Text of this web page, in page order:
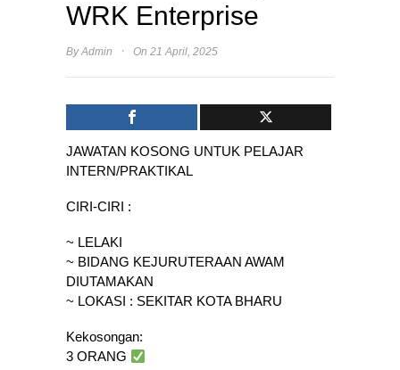
WRK Enterprise
ByAdmin · On 21 April, 2025
JAWATAN KOSONG UNTUK PELAJAR
INTERN/PRAKTIKAL
CIRI-CIRI :
~ LELAKI
~ BIDANG KEJURUTERAAN AWAM
DIUTAMAKAN
~ LOKASI : SEKITAR KOTA BHARU
Kekosongan:
3 ORANG